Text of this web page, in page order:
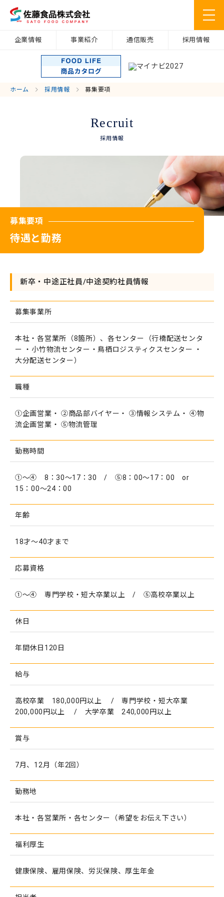
企業情報 事業紹介 通信販売 採用情報
ホーム 採用情報 募集要項
Recruit
採用情報
募集要項
待遇と勤務
新卒・中途正社員/中途契約社員情報
募集事業所
本社・各営業所（8箇所）、各センター（行橋配送センタ
ー ・小竹物流センター・鳥栖ロジスティクスセンター ・
大分配送センター）
職種
①企画営業・ ②商品部バイヤー・ ③情報システム・ ④物
流企画営業・ ⑤物流管理
勤務時間
①～④ 8：30～17：30 / ⑤8：00～17：00 or
15：00～24：00
年齢
18才～40才まで
応募資格
①～④ 専門学校・短大卒業以上 / ⑤高校卒業以上
休日
年間休日120日
給与
高校卒業 180,000円以上 / 専門学校・短大卒業
200,000円以上 / 大学卒業 240,000円以上
賞与
7月、12月（年2回）
勤務地
本社・各営業所・各センター（希望をお伝え下さい）
福利厚生
健康保険、雇用保険、労災保険、厚生年金